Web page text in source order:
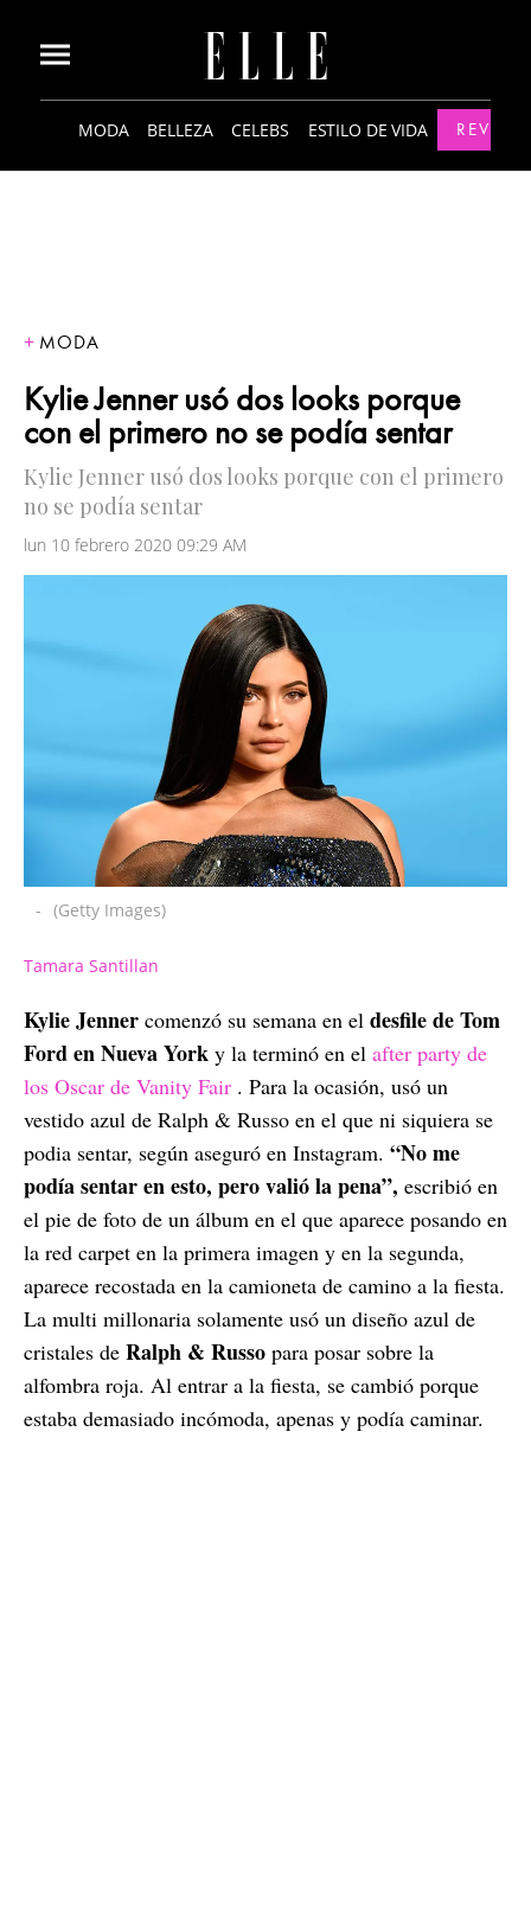
MODA BELLEZA CELEBS ESTILO DE VIDA
MODA
Kylie Jenner usó dos looks porque
con el primero no se podía sentar
Kylie Jenner usó dos looks porque con el primero
no se podía sentar
lun 10 febrero 2020 09:29 AM
- (Getty Images)
Tamara Santillan
Kylie Jenner comenzó su semana en el desfile de Tom
Ford en Nueva York y la terminó en el after party de
los Oscar de Vanity Fair . Para la ocasión, usó un
vestido azul de Ralph & Russo en el que ni siquiera se
podia sentar, según aseguró en Instagram. “No me
podía sentar en esto, pero valió la pena”, escribió en
el pie de foto de un álbum en el que aparece posando en
la red carpet en la primera imagen y en la segunda,
aparece recostada en la camioneta de camino a la fiesta.
La multi millonaria solamente usó un diseño azul de
cristales de Ralph & Russo para posar sobre la
alfombra roja. Al entrar a la fiesta, se cambió porque
estaba demasiado incómoda, apenas y podía caminar.